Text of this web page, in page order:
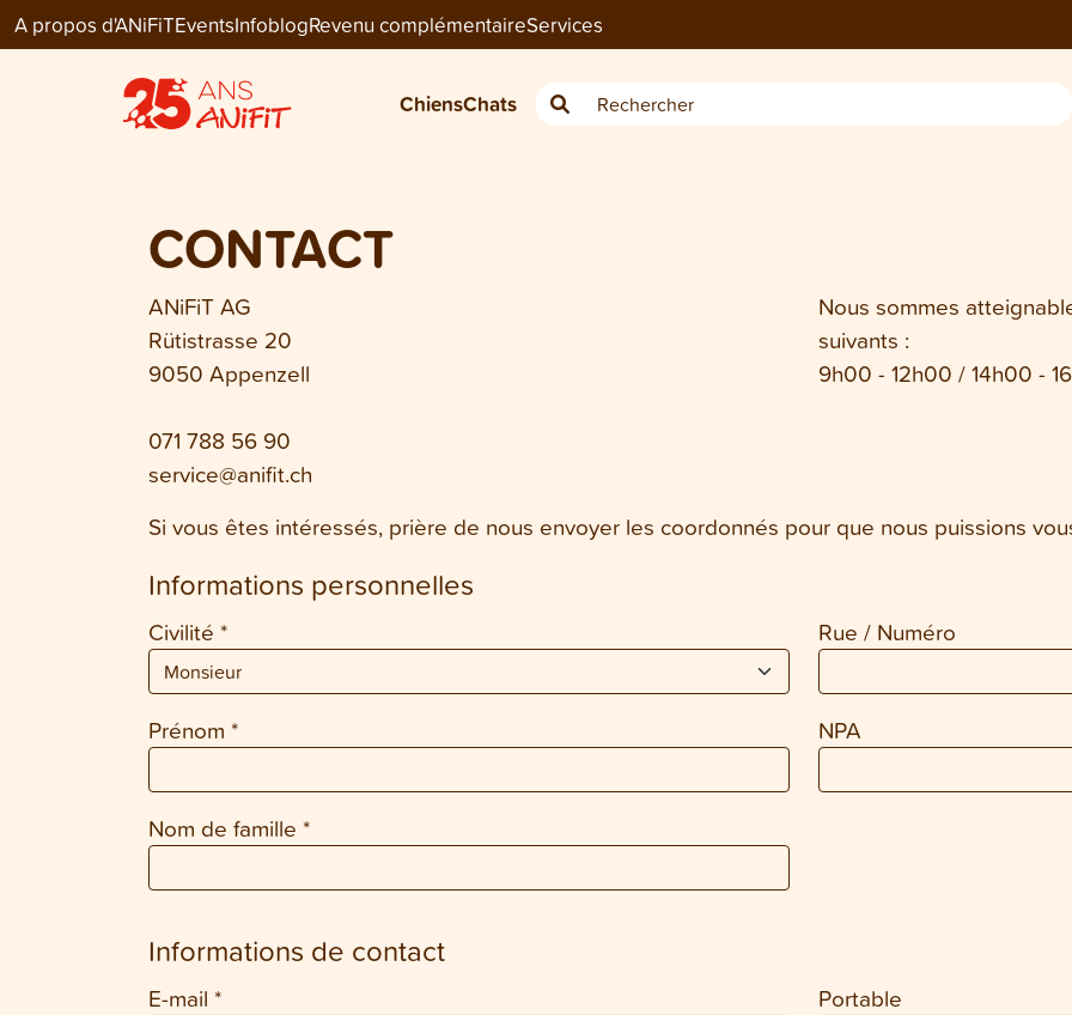
A propos d'ANiFiTEventsInfoblogRevenu complémentaireServices
ChiensChats
CONTACT
ANiFiT AG
Rütistrasse 20
9050 Appenzell
071 788 56 90
service@anifit.ch
Nous sommes
suivants :
9h00 - 12h00 / 14h00 -
Si vous êtes intéressés, prière de nous envoyer les coordonnés pour que nous puissions
Informations personnelles
Civilité *
Prénom *
Nom de famille *
Rue / Numéro
NPA
Informations de contact
E-mail * Portable